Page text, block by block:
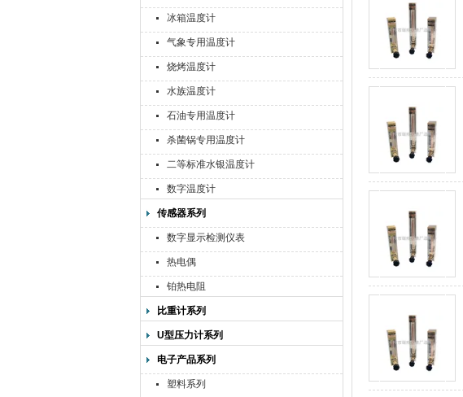
冰箱温度计
气象专用温度计
烧烤温度计
水族温度计
石油专用温度计
杀菌锅专用温度计
二等标准水银温度计
数字温度计
传感器系列
数字显示检测仪表
热电偶
铂热电阻
比重计系列
U型压力计系列
电子产品系列
塑料系列